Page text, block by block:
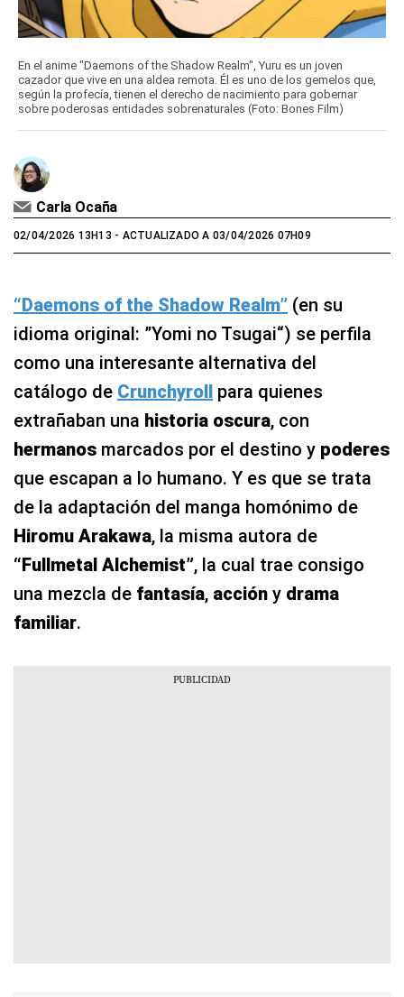
En el anime "Daemons of the Shadow Realm", Yuru es un joven
cazador que vive en una aldea remota. Él es uno de los gemelos que,
según la profecía, tienen el derecho de nacimiento para gobernar
sobre poderosas entidades sobrenaturales (Foto: Bones Film)
Carla Ocaña
02/04/2026 13H13 - ACTUALIZADO A 03/04/2026 07H09
“Daemons of the Shadow Realm” (en su
idioma original: ”Yomi no Tsugai“) se perfila
como una interesante alternativa del
catálogo de Crunchyroll para quienes
extrañaban una historia oscura, con
hermanos marcados por el destino y poderes
que escapan a lo humano. Y es que se trata
de la adaptación del manga homónimo de
Hiromu Arakawa, la misma autora de
“Fullmetal Alchemist”, la cual trae consigo
una mezcla de fantasía, acción y drama
familiar.